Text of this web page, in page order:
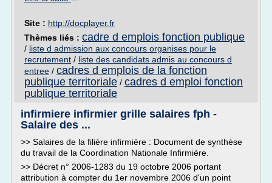
Site : http://docplayer.fr
Thèmes liés : cadre d emplois fonction publique
/ liste d admission aux concours organises pour le
recrutement / liste des candidats admis au concours d
entree / cadres d emplois de la fonction
publique territoriale / cadres d emploi fonction
publique territoriale
infirmiere infirmier grille salaires fph -
Salaire des ...
>> Salaires de la filière infirmière : Document de synthèse
du travail de la Coordination Nationale Infirmière.
>> Décret n° 2006-1283 du 19 octobre 2006 portant
attribution à compter du 1er novembre 2006 d'un point